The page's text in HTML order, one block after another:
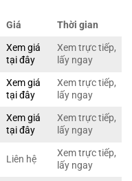
Giá
Thời gian
Xem giá
tại đây
Xem trực tiếp,
lấy ngay
Xem giá
tại đây
Xem trực tiếp,
lấy ngay
Xem giá
tại đây
Xem trực tiếp,
lấy ngay
Liên hệ
Xem trực tiếp,
lấy ngay